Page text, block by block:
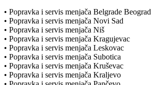
• Popravka i servis menjača Belgrade Beograd
• Popravka i servis menjača Novi Sad
• Popravka i servis menjača Niš
• Popravka i servis menjača Kragujevac
• Popravka i servis menjača Leskovac
• Popravka i servis menjača Subotica
• Popravka i servis menjača Kruševac
• Popravka i servis menjača Kraljevo